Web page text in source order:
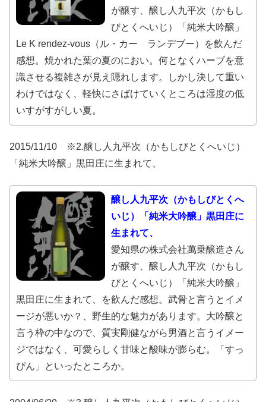
が醸す、醸し人九平次（かもし
びとくへいじ）「純米大吟醸」
Le K rendez-vous（ル・カー ランデブー）を飲んだ
感想。焼かれた葉の夏のにおい。何となくハーブを意
識させる複雑さが見え隠れします。しかし決して重い
わけではなく、軽快にさばけていくところは湿度の低
いすがすがしい夏。
2015/11/10 ※2.醸し人九平次（かもしびとくへいじ）
「純米大吟醸」黒田庄に生まれて、
醸し人九平次（かもしびとくへ
いじ）「純米大吟醸」黒田庄に
生まれて、
愛知県の株式会社萬乗醸造さん
が醸す、醸し人九平次（かもし
びとくへいじ）「純米大吟醸」
黒田庄に生まれて、を飲んだ感想。武骨と言うとイメ
ージが悪いか？、野生的な魅力があります。大吟醸と
言う枠の中なので、質実剛健ながら男酒と言うイメー
ジではなく、可愛らしく甘味と酸味が膨らむ。「すっ
ぴん」といったところか。